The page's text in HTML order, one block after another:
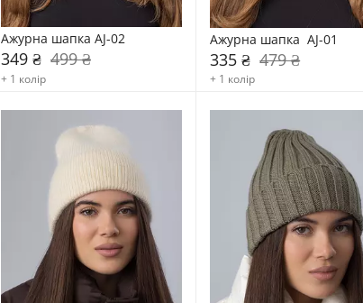
Ажурна шапка AJ-02
349 ₴ 499 ₴
+ 1 колір
Ажурна шапка  AJ-01
335 ₴ 479 ₴
+ 1 колір